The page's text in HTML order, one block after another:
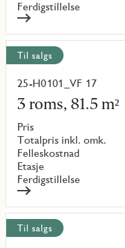
Ferdigstillelse
Til salgs
25-H0101_VF 17
3 roms, 81.5 m²
Pris
Totalpris inkl. omk.
Felleskostnad
Etasje
Ferdigstillelse
Les
mer
om
objekt
{objectNumber}
Til salgs